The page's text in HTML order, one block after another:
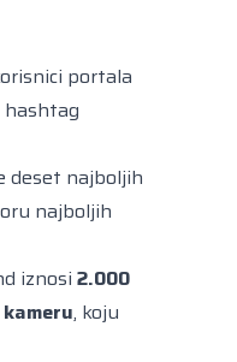
portala
deset najboljih
najboljih
iznosi 2.000
kameru, koju